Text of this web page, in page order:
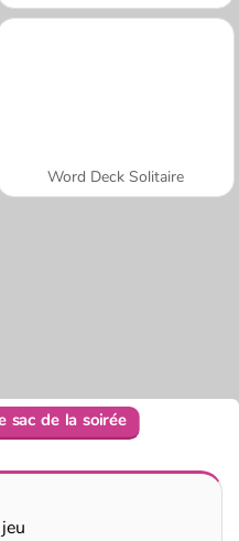
Word Deck Solitaire
sac de la soirée